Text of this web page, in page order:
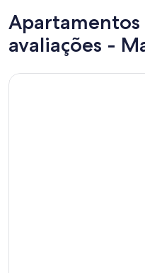
Apartamentos
avaliações -
Mais informações sobre